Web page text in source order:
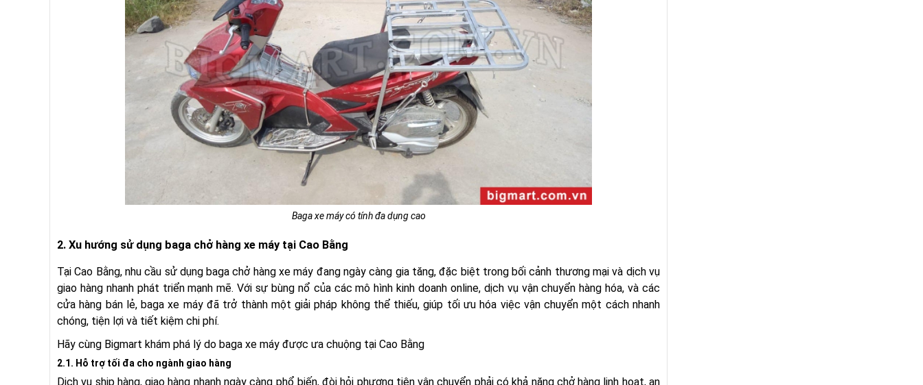
Baga xe máy có tính đa dụng cao
2. Xu hướng sử dụng baga chở hàng xe máy tại Cao Bằng
Tại Cao Bằng, nhu cầu sử dụng baga chở hàng xe máy đang ngày càng gia tăng, đặc biệt trong bối cảnh thương mại và dịch vụ
giao hàng nhanh phát triển mạnh mẽ. Với sự bùng nổ của các mô hình kinh doanh online, dịch vụ vận chuyển hàng hóa, và các
cửa hàng bán lẻ, baga xe máy đã trở thành một giải pháp không thể thiếu, giúp tối ưu hóa việc vận chuyển một cách nhanh
chóng, tiện lợi và tiết kiệm chi phí.
Hãy cùng Bigmart khám phá lý do baga xe máy được ưa chuộng tại Cao Bằng
2.1. Hỗ trợ tối đa cho ngành giao hàng
Dịch vụ ship hàng, giao hàng nhanh ngày càng phổ biến, đòi hỏi phương tiện vận chuyển phải có khả năng chở hàng linh hoạt, an